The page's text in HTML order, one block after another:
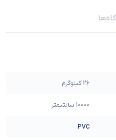
26 کیلوگرم
10000 سانتیمتر
PVC